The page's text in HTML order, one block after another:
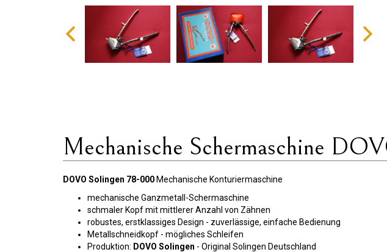
Mechanische Schermaschine
DOVO Solingen 78-000Mechanische Konturiermaschine
mechanische Ganzmetall-Schermaschine
schmaler Kopf mit mittlerer Anzahl von Zähnen
robustes, erstklassiges Design - zuverlässige, einfache Bedienung
Metallschneidkopf - mögliches Schleifen
Produktion: DOVO Solingen - Original Solingen Deutschland